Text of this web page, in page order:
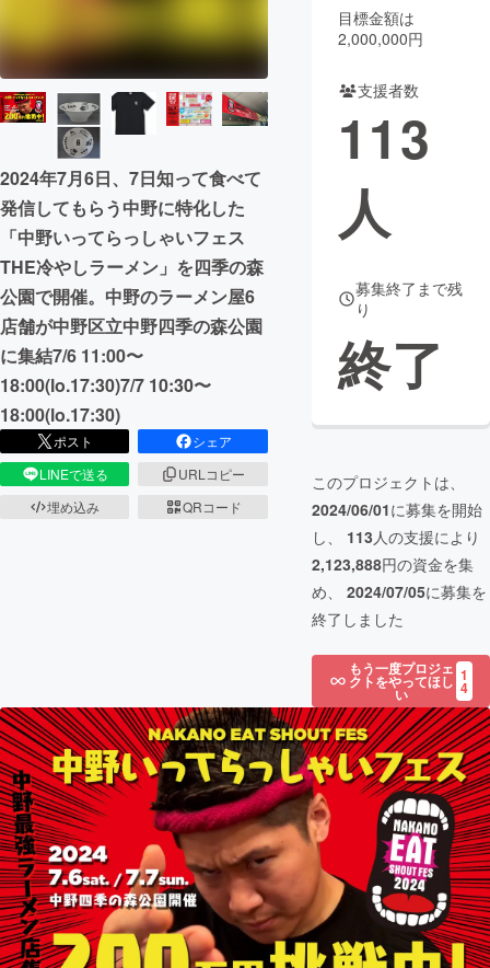
コミュニティ
2024年7月6日、7日知って食べて
発信してもらう中野に特化した
「中野いってらっしゃいフェス
THE冷やしラーメン」を四季の森
公園で開催。中野のラーメン屋6
店舗が中野区立中野四季の森公園
に集結7/6 11:00〜
18:00(lo.17:30)7/7 10:30〜
18:00(lo.17:30)
ポスト
シェア
LINEで送る
URLコピー
埋め込み
QRコード
目標金額は
2,000,000円
支援者数
113
人
募集終了まで残
り
終了
このプロジェクトは、
2024/06/01に募集を開始
し、 113人の支援により
2,123,888円の資金を集
め、 2024/07/05に募集を
終了しました
もう一度プロジェ
クトをやってほし
い
1
4